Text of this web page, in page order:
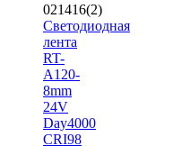
021416(2)
Светодиодная
лента
RT-
A120-
8mm
24V
Day4000
CRI98